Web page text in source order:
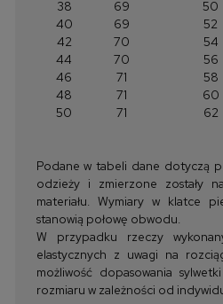
38 69 50
40
69 52
42
70 54
44
70 56
46
71 58
48
71 60
50
71 62
Podane w tabeli dane dotyczą
odzieży i zmierzone zostały
materiału. Wymiary w klatce
stanowią połowę obwodu.
W przypadku rzeczy
elastycznych z uwagi na
możliwość dopasowania
rozmiaru w zależności od